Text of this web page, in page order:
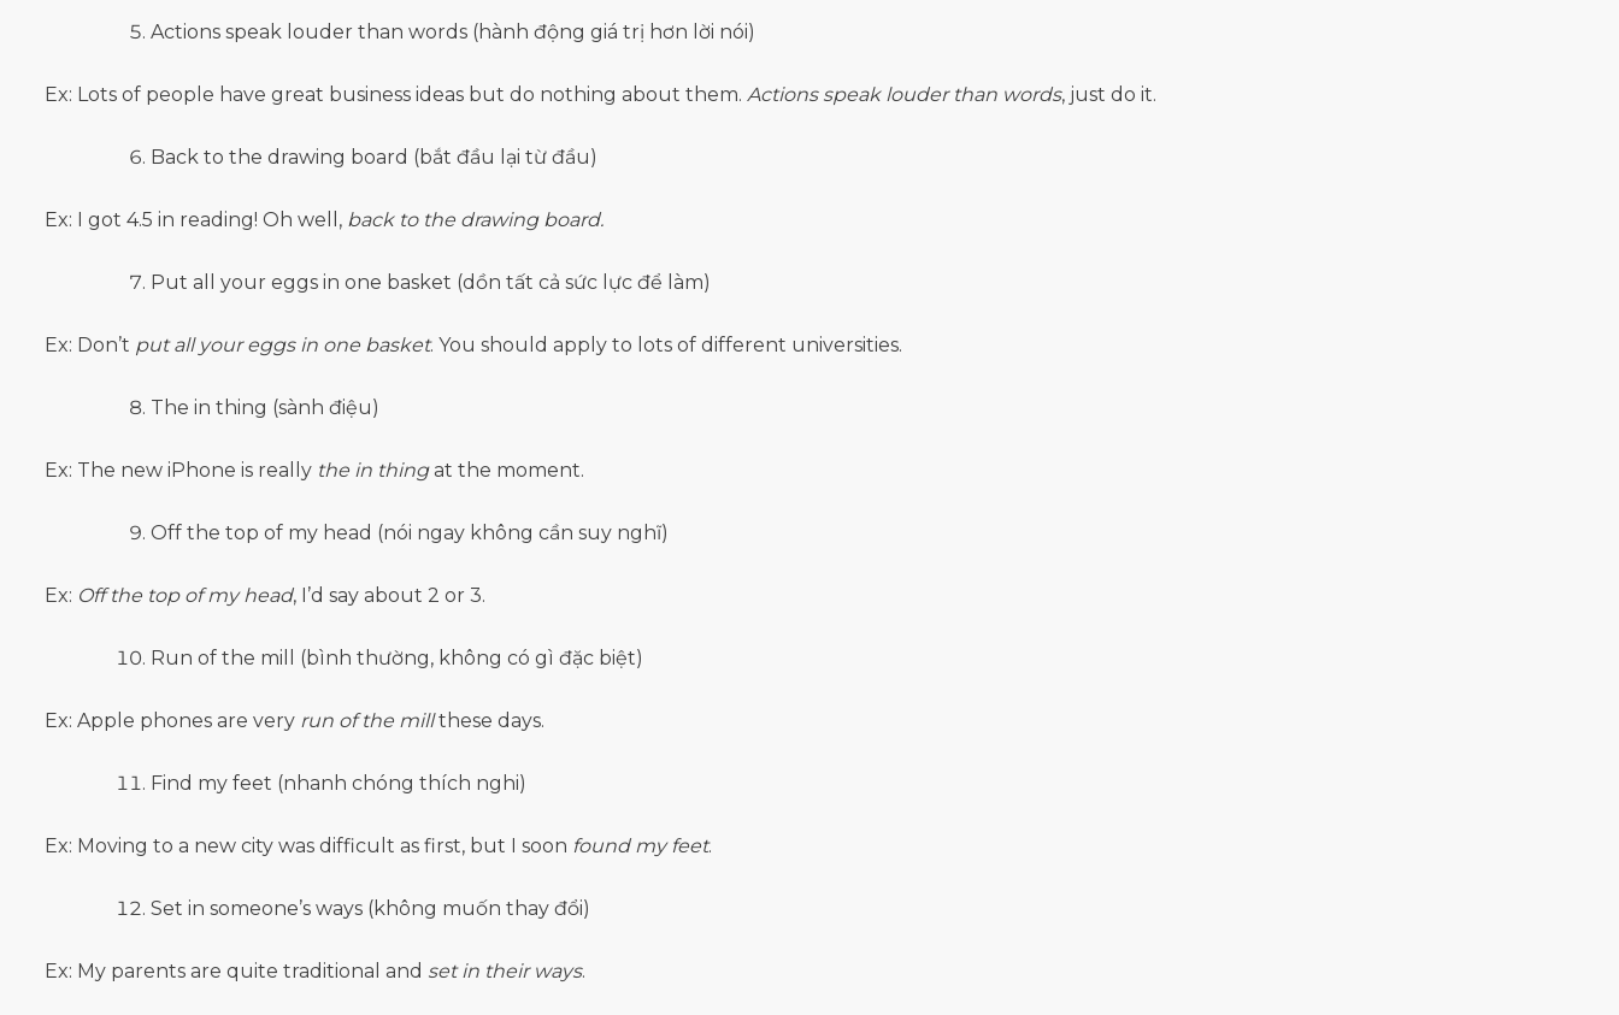
Actions speak louder than words (hành động giá trị hơn lời nói)
Ex: Lots of people have great business ideas but do nothing about them. Actions speak louder than words, just do it.
Back to the drawing board (bắt đầu lại từ đầu)
Ex: I got 4.5 in reading! Oh well, back to the drawing board.
Put all your eggs in one basket (dồn tất cả sức lực để làm)
Ex: Don’t put all your eggs in one basket. You should apply to lots of different universities.
The in thing (sành điệu)
Ex: The new iPhone is really the in thingat the moment.
Off the top of my head (nói ngay không cần suy nghĩ)
Ex: Off the top of my head, I’d say about 2 or 3.
Run of the mill (bình thường, không có gì đặc biệt)
Ex: Apple phones are very run of the millthese days.
Find my feet (nhanh chóng thích nghi)
Ex: Moving to a new city was difficult as first, but I soon found my feet.
Set in someone’s ways (không muốn thay đổi)
Ex: My parents are quite traditional and set in their ways.